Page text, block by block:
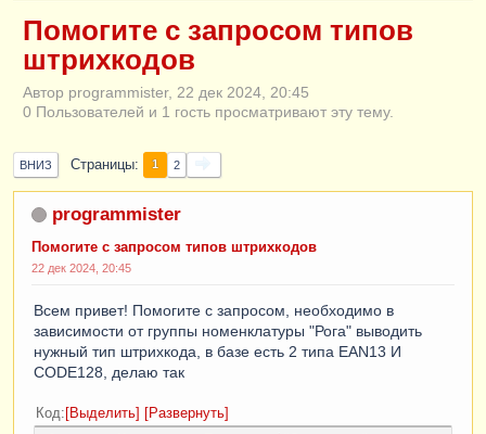
Помогите с запросом типов
штрихкодов
Автор programmister, 22 дек 2024, 20:45
0 Пользователей и 1 гость просматривают эту тему.
ВНИЗ Страницы 1 2
programmister
Помогите с запросом типов штрихкодов
22 дек 2024, 20:45
Всем привет! Помогите с запросом, необходимо в
зависимости от группы номенклатуры "Рога" выводить
нужный тип штрихкода, в базе есть 2 типа EAN13 И
CODE128, делаю так
Код Выделить Развернуть